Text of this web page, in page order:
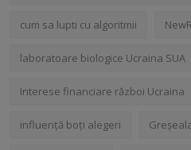
cum sa lupti cu algoritmii
laboratoare biologice Ucraina SUA
Interese financiare război Ucraina
influență boți alegeri